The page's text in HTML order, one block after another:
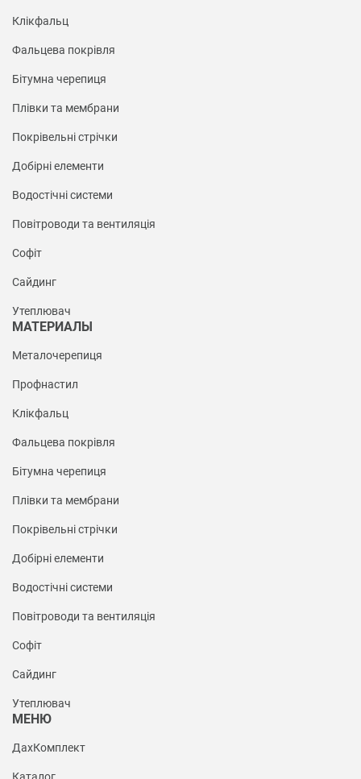
Клікфальц
Фальцева покрівля
Бітумна черепиця
Плівки та мембрани
Покрівельні стрічки
Добірні елементи
Водостічні системи
Повітроводи та вентиляція
Софіт
Сайдинг
Утеплювач
МАТЕРИАЛЫ
Металочерепиця
Профнастил
Клікфальц
Фальцева покрівля
Бітумна черепиця
Плівки та мембрани
Покрівельні стрічки
Добірні елементи
Водостічні системи
Повітроводи та вентиляція
Софіт
Сайдинг
Утеплювач
МЕНЮ
ДахКомплект
Каталог